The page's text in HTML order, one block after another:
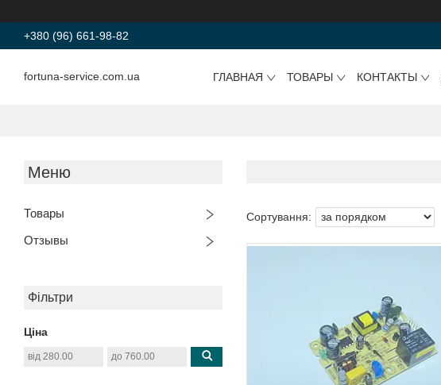
+380 (96) 661-98-82
fortuna-service.com.ua ГЛАВНАЯ ТОВАРЫ КОНТАКТЫ
Товары
Отзывы
Фільтри
Ціна